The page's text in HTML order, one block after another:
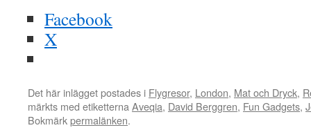
Facebook
X
Det här inlägget postades i Flygresor, London, Mat och Dryck,
märkts med etiketterna Aveqia, David Berggren, Fun Gadgets,
Bokmärkpermalänken.